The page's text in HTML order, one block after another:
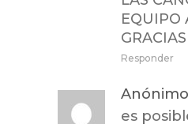
EQUIPO
Responder
Anónimo
es